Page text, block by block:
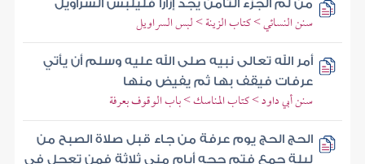
من لم الجزء الثامن يجد إزارا فليلبس السراويل
سنن النسائي > كتاب الزينة > لبس السراويل
أمر الله تعالى نبيه صلى الله عليه وسلم أن يأتي
عرفات فيقف بها ثم يفيض منها
سنن أبي داود > كتاب المناسك > باب الوقوف بعرفة
الحج الحج يوم عرفة من جاء قبل صلاة الصبح من
ليلة جمع فتم حجه أيام منى ثلاثة فمن تعجل في